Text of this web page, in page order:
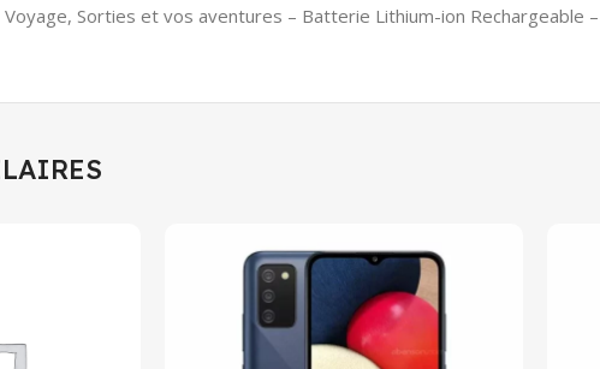
Voyage, Sorties et vos aventures – Batterie Lithium-ion Rechargeable